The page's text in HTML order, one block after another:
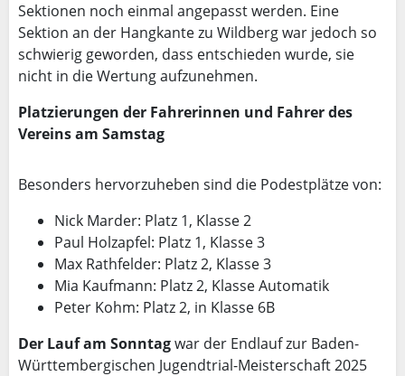
Sektionen noch einmal angepasst werden. Eine
Sektion an der Hangkante zu Wildberg war jedoch so
schwierig geworden, dass entschieden wurde, sie
nicht in die Wertung aufzunehmen.
Platzierungen der Fahrerinnen und Fahrer des
Vereins am Samstag
Besonders hervorzuheben sind die Podestplätze von:
Nick Marder: Platz 1, Klasse 2
Paul Holzapfel: Platz 1, Klasse 3
Max Rathfelder: Platz 2, Klasse 3
Mia Kaufmann: Platz 2, Klasse Automatik
Peter Kohm: Platz 2, in Klasse 6B
Der Lauf am Sonntagwar der Endlauf zur Baden-
Württembergischen Jugendtrial-Meisterschaft 2025